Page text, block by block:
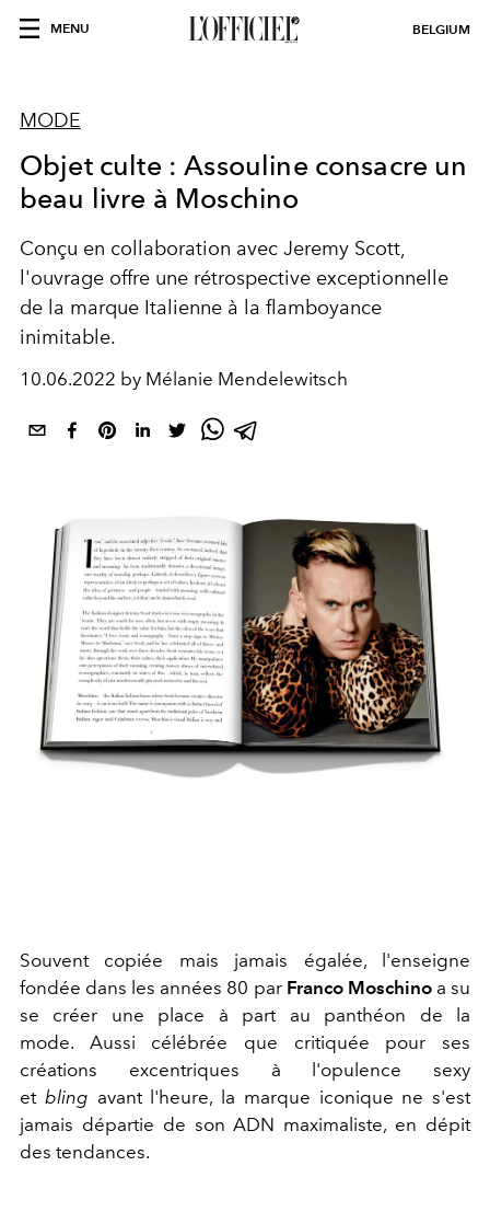
MENU BELGIUM
MODE
Objet culte : Assouline consacre un
beau livre à Moschino
Conçu en collaboration avec Jeremy Scott,
l'ouvrage offre une rétrospective exceptionnelle
de la marque Italienne à la flamboyance
inimitable.
10.06.2022 by Mélanie Mendelewitsch
Souvent copiée mais jamais égalée, l'enseigne
fondée dans les années 80 par Franco Moschino a su
se créer une place à part au panthéon de la
mode. Aussi célébrée que critiquée pour ses
créations excentriques à l'opulence sexy
et bling avant l'heure, la marque iconique ne s'est
jamais départie de son ADN maximaliste, en dépit
des tendances.